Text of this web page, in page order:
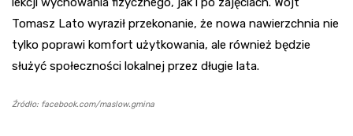
Tomasz Lato wyraził przekonanie, że nowa nawierzchnia nie
tylko poprawi komfort użytkowania, ale również będzie
służyć społeczności lokalnej przez długie lata.
Źródło: facebook.com/maslow.gmina